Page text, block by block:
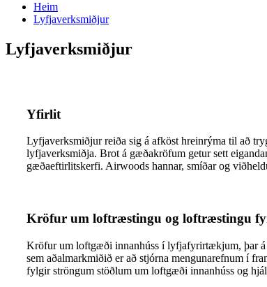
Heim
Lyfjaverksmiðjur
Lyfjaverksmiðjur
Yfirlit
Lyfjaverksmiðjur reiða sig á afköst hreinrýma til að
lyfjaverksmiðja. Brot á gæðakröfum getur sett
gæðaeftirlitskerfi. Airwoods hannar, smíðar og
Kröfur um loftræstingu og loftræstingu
Kröfur um loftgæði innanhúss í lyfjafyrirtækjum, þar
sem aðalmarkmiðið er að stjórna mengunarefnum í
fylgir ströngum stöðlum um loftgæði innanhúss og